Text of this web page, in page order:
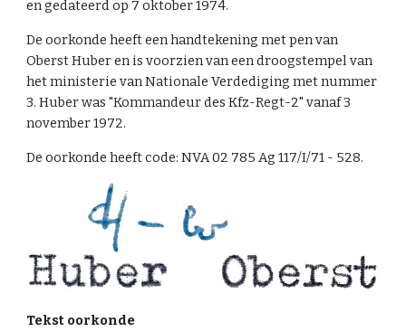
en gedateerd op 7 oktober 1974.
De oorkonde heeft een handtekening met pen van
Oberst Huber en is voorzien van een droogstempel van
het ministerie van Nationale Verdediging met nummer
3. Huber was "Kommandeur des Kfz-Regt-2" vanaf 3
november 1972.
De oorkonde heeft code:NVA 02 785 Ag 117/I/71 - 528.
Tekst oorkonde